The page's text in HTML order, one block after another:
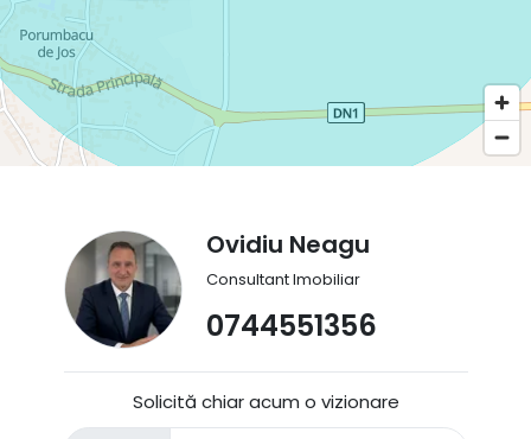
Ovidiu Neagu
Consultant Imobiliar
0744551356
Solicită chiar acum o vizionare